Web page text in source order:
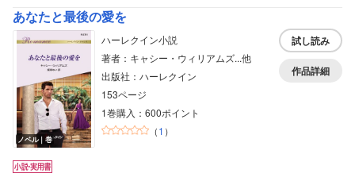
あなたと最後の愛を
ノベル｜巻
ハーレクイン小説
著者：キャシー・ウィリアムズ...他
出版社：ハーレクイン
153ページ
1巻購入：600ポイント
（1 ）
試し読み
作品詳細